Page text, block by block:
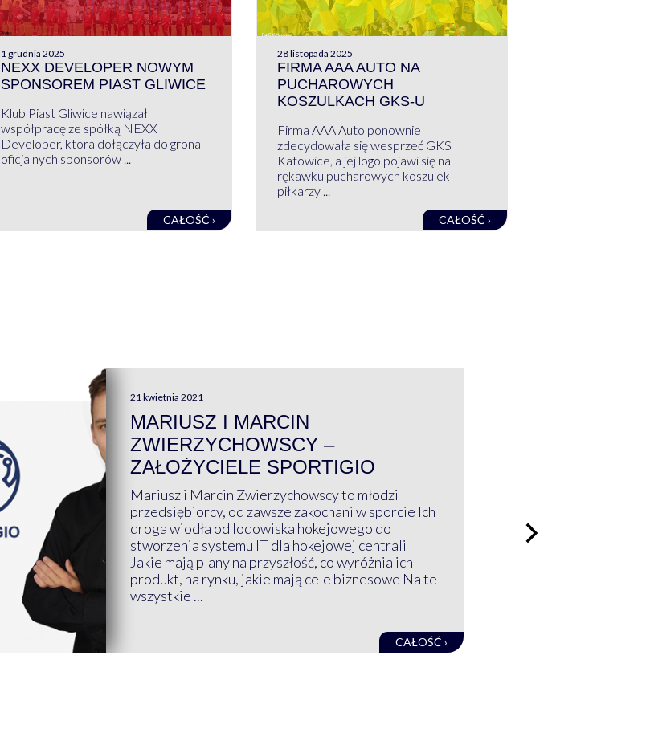
1 grudnia 2025
NEXX DEVELOPER NOWYM
SPONSOREM PIAST GLIWICE
Klub Piast Gliwice nawiązał
współpracę ze spółką NEXX
Developer, która dołączyła do grona
oficjalnych sponsorów ...
CAŁOŚĆ ›
28 listopada 2025
FIRMA AAA AUTO NA
PUCHAROWYCH
KOSZULKACH GKS-U
Firma AAA Auto ponownie
zdecydowała się wesprzeć GKS
Katowice, a jej logo pojawi się na
rękawku pucharowych koszulek
piłkarzy ...
CAŁOŚĆ ›
21 kwietnia 2021
MARIUSZ I MARCIN
ZWIERZYCHOWSCY –
ZAŁOŻYCIELE SPORTIGIO
Mariusz i Marcin Zwierzychowscy to młodzi
przedsiębiorcy, od zawsze zakochani w sporcie Ich
droga wiodła od lodowiska hokejowego do
stworzenia systemu IT dla hokejowej centrali
Jakie mają plany na przyszłość, co wyróżnia ich
produkt, na rynku, jakie mają cele biznesowe Na te
wszystkie ...
CAŁOŚĆ ›